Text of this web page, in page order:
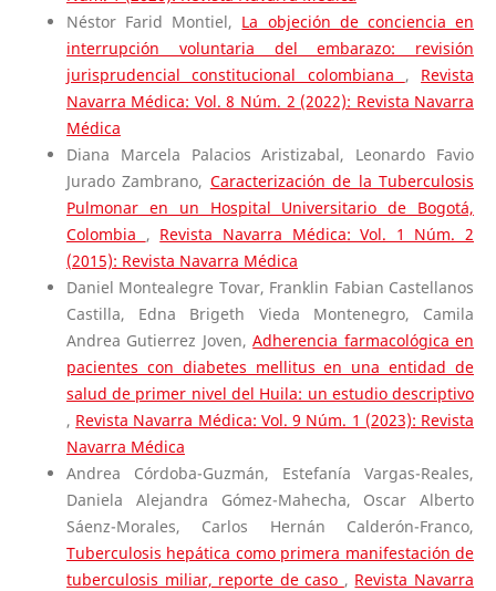
Néstor Farid Montiel, La objeción de conciencia en
interrupción voluntaria del embarazo: revisión
jurisprudencial constitucional colombiana , Revista
Navarra Médica: Vol. 8 Núm. 2 (2022): Revista Navarra
Médica
Diana Marcela Palacios Aristizabal, Leonardo Favio
Jurado Zambrano, Caracterización de la Tuberculosis
Pulmonar en un Hospital Universitario de Bogotá,
Colombia , Revista Navarra Médica: Vol. 1 Núm. 2
(2015): Revista Navarra Médica
Daniel Montealegre Tovar, Franklin Fabian Castellanos
Castilla, Edna Brigeth Vieda Montenegro, Camila
Andrea Gutierrez Joven,Adherencia farmacológica en
pacientes con diabetes mellitus en una entidad de
salud de primer nivel del Huila: un estudio descriptivo
, Revista Navarra Médica: Vol. 9 Núm. 1 (2023): Revista
Navarra Médica
Andrea Córdoba-Guzmán, Estefanía Vargas-Reales,
Daniela Alejandra Gómez-Mahecha, Oscar Alberto
Sáenz-Morales, Carlos Hernán Calderón-Franco,
Tuberculosis hepática como primera manifestación de
tuberculosis miliar, reporte de caso , Revista Navarra